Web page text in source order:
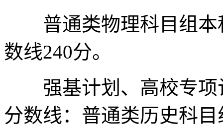
普通类物理科目组本
数线240分。
强基计划、高校专项
分数线：普通类历史科